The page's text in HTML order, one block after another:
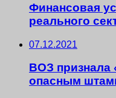
Финансовая
реального
07.12.2021
ВОЗ признала
опасным